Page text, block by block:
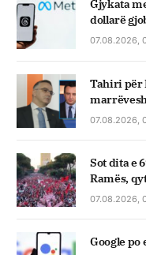
Gjykata
dollarë
07.08.2026,
Tahiri për
07.08.2026,
Sot dita e
Ramës,
07.08.2026,
Google po